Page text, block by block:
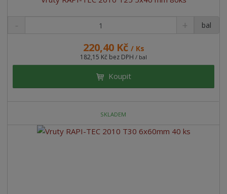
220,40 Kč / Ks
182,15 Kč bez DPH / bal
bal
Koupit
SKLADEM